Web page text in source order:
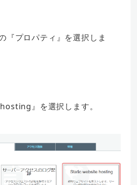
『プロパティ』を選択しま
』を選択します。